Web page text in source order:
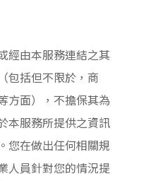
經由本服務連結之其
包括但不限於，商
方面），不擔保其為
本服務所提供之資訊
您在做出任何相關規
人員針對您的情況提